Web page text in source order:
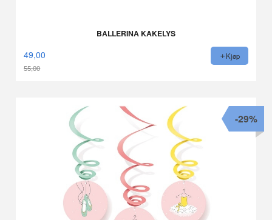
BALLERINA KAKELYS
49,00
55,00
Kjøp
-29%